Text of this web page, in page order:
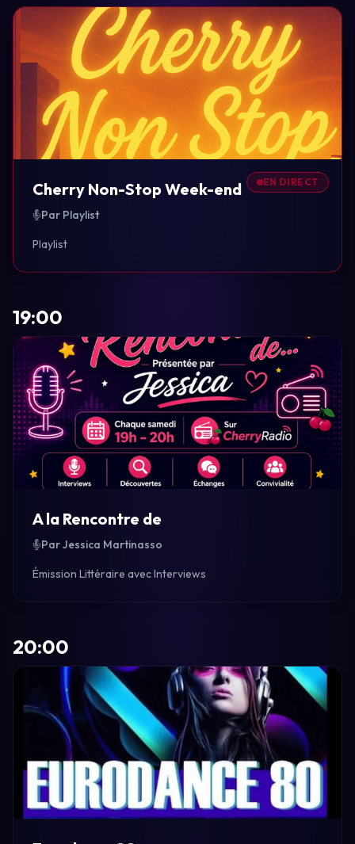
EN DIRECT
Cherry Non-Stop Week-end
Par Playlist
Playlist
19:00
A la Rencontre de
Par Jessica Martinasso
Émission Littéraire avec Interviews
20:00